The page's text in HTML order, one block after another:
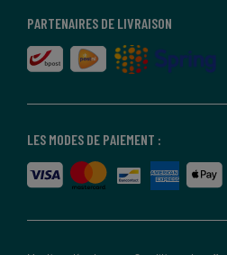
LES MODES DE PAIEMENT :
PARTENAIRES DE LIVRAISON